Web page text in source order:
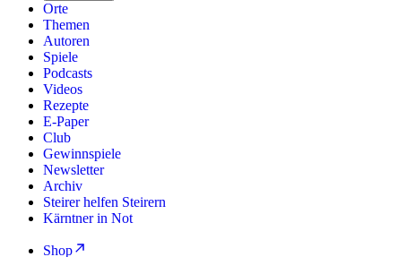
Orte
Themen
Autoren
Spiele
Podcasts
Videos
Rezepte
E-Paper
Club
Gewinnspiele
Newsletter
Archiv
Steirer helfen Steirern
Kärntner in Not
Shop